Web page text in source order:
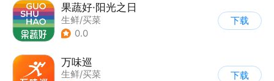
果蔬好·阳光之日
生鲜/买菜
0.0
下载
万味巡
生鲜/买菜
下载